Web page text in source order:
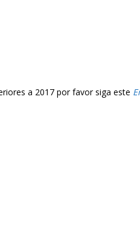
a 2017 por favor siga este